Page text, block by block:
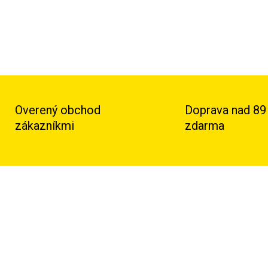
Overený obchod
zákazníkmi
Doprava nad
zdarma